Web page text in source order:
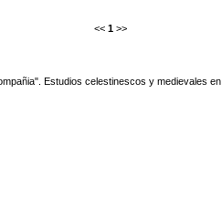
<< 1 >>
Estudios celestinescos y medievales en